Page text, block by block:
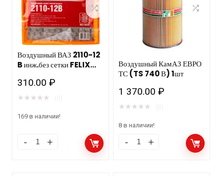
Воздушный ВАЗ 2110-12
B инж.без сетки FELIX
310.00₽
★ ★ ★ ★ ★
169 в наличии!
Воздушный КамАЗ ЕВРО
ТС (TS 740 В) 1шт
1 370.00₽
★ ★ ★ ★ ★
8 в наличии!